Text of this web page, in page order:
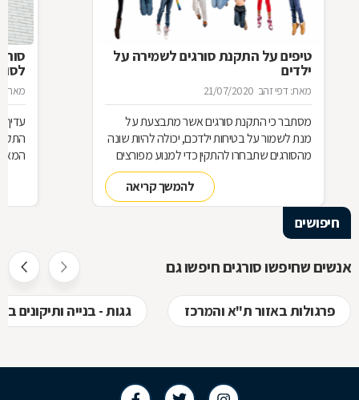
טיפים על התקנת סורגים לשמירה על
ילדים
מאת: דפי זהב 21/07/2020
מסתבר כי התקנת סורגים אשר מתבצעת על
מנת לשמור על בטיחות ילדכם, יכולה להיות שונה
מהסורגים שתבחרו להתקין כדי למנוע מפורצים
להיכנס לביתכם. אילו סורגים מתאימים לשמירה
על בטיחות ילדכם? מדוע חשוב להקפיד על
סורגים מגולוונים? כיצד ניתן למנוע היווצרות חלודה
על הסורגים? כל הטיפים לפניכם
להמשך קריאה
מאת:
חיפושים
אנשים שחיפשו סורגים חיפשו גם
פרגולות באזור ת"א והמרכז גגות - בנייה ותיקונים